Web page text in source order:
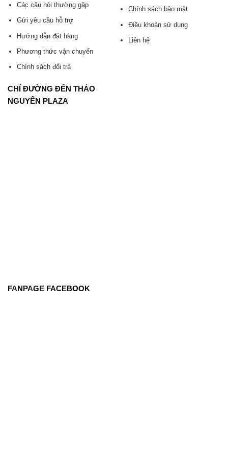
Các câu hỏi thường gặp
Gửi yêu cầu hỗ trợ
Hướng dẫn đặt hàng
Phương thức vận chuyển
Chính sách đổi trả
Chính sách bảo mật
Điều khoản sử dụng
Liên hệ
CHỈ ĐƯỜNG ĐẾN THẢO
NGUYÊN PLAZA
FANPAGE FACEBOOK